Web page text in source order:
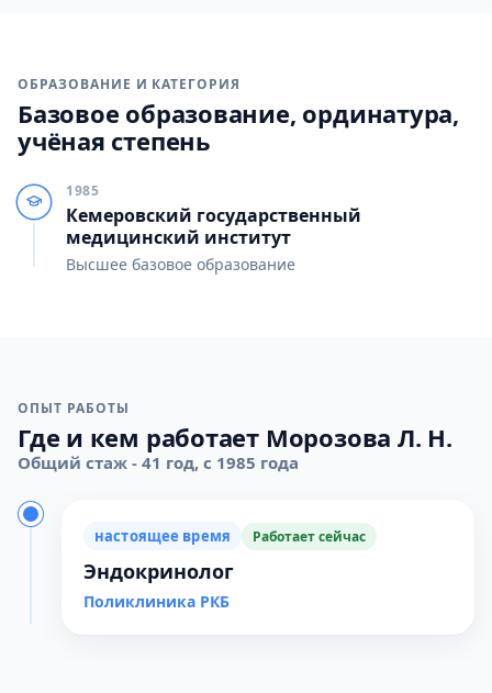
ОБРАЗОВАНИЕ И КАТЕГОРИЯ
Базовое образование, ординатура,
учёная степень
1985
Кемеровский государственный
медицинский институт
Высшее базовое образование
ОПЫТ РАБОТЫ
Где и кем работает Морозова Л. Н.
Общий стаж - 41 год, с 1985 года
настоящее время Работает сейчас
Эндокринолог
Поликлиника РКБ